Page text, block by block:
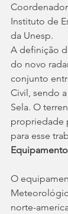
Instituto de
da Unesp.
A definição
do novo
conjunto
Civil, sendo
Sela. O
propriedade
para esse
Equipamento
O
norte-